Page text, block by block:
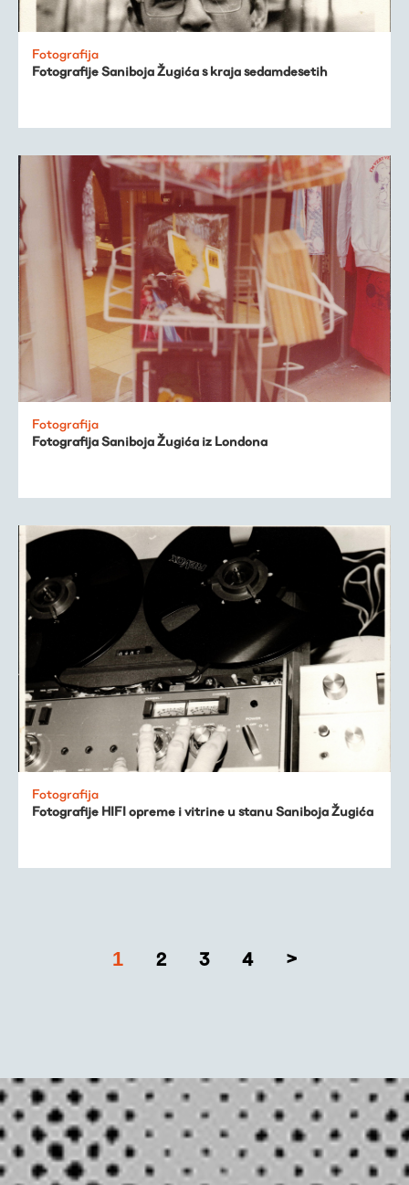
Fotografija
Fotografije Saniboja Žugića s kraja sedamdesetih
Fotografija
Fotografija Saniboja Žugića iz Londona
Fotografija
Fotografije HIFI opreme i vitrine u stanu Saniboja Žugića
1 2 3 4 >